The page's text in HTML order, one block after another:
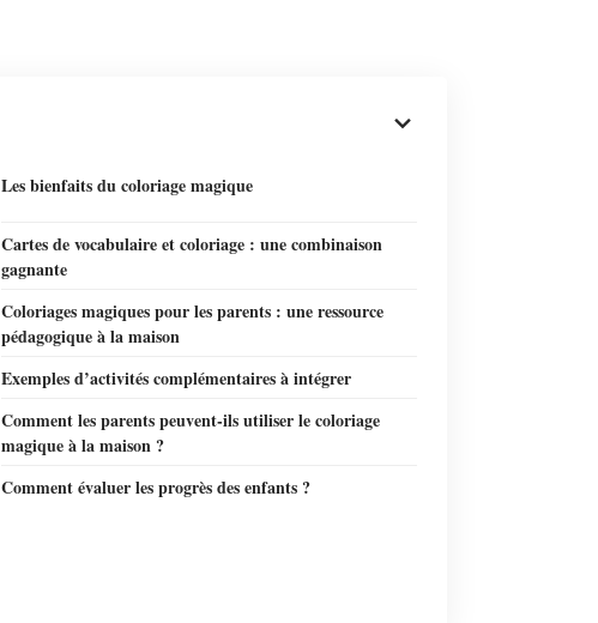
Les bienfaits du coloriage magique
Cartes de vocabulaire et coloriage : une combinaison
gagnante
Coloriages magiques pour les parents : une ressource
pédagogique à la maison
Exemples d’activités complémentaires à intégrer
Comment les parents peuvent-ils utiliser le coloriage
magique à la maison ?
Comment évaluer les progrès des enfants ?